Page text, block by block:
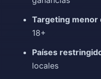
Targeting menor
18+
Países
locales